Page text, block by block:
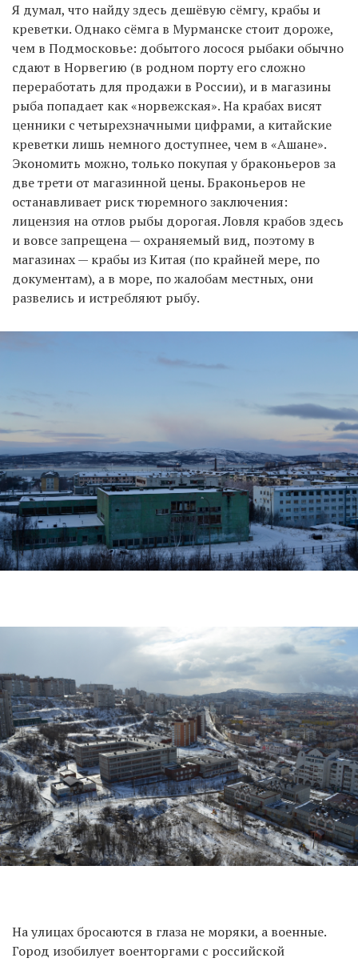
Я думал, что найду здесь дешёвую сёмгу, крабы и
креветки. Однако сёмга в Мурманске стоит дороже,
чем в Подмосковье: добытого лосося рыбаки обычно
сдают в Норвегию (в родном порту его сложно
переработать для продажи в России), и в магазины
рыба попадает как «норвежская». На крабах висят
ценники с четырехзначными цифрами, а китайские
креветки лишь немного доступнее, чем в «Ашане».
Экономить можно, только покупая у браконьеров за
две трети от магазинной цены. Браконьеров не
останавливает риск тюремного заключения:
лицензия на отлов рыбы дорогая. Ловля крабов здесь
и вовсе запрещена — охраняемый вид, поэтому в
магазинах — крабы из Китая (по крайней мере, по
документам), а в море, по жалобам местных, они
развелись и истребляют рыбу.
На улицах бросаются в глаза не моряки, а военные.
Город изобилует военторгами с российской